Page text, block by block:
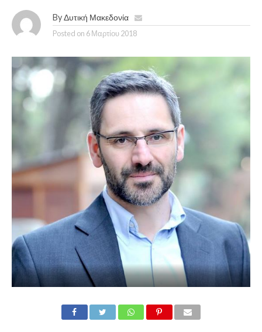
By Δυτική Μακεδονία
Posted on 6 Μαρτίου 2018